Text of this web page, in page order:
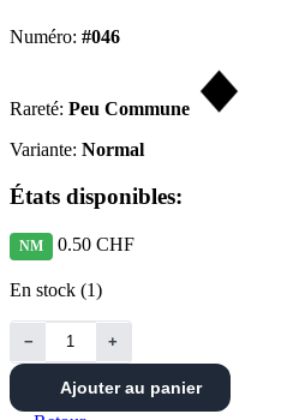
Numéro: #046
Rareté: Peu Commune
Variante: Normal
États disponibles:
NM 0.50 CHF
En stock (1)
− +
Ajouter au panier